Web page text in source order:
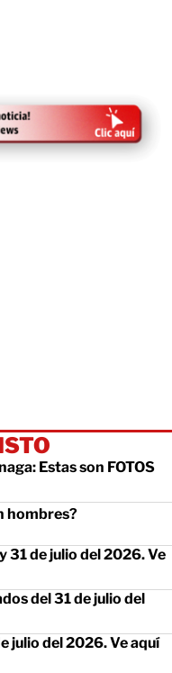
Estas son FOTOS
hombres?
31 de julio del 2026. Ve
del 31 de julio del
julio del 2026. Ve aquí